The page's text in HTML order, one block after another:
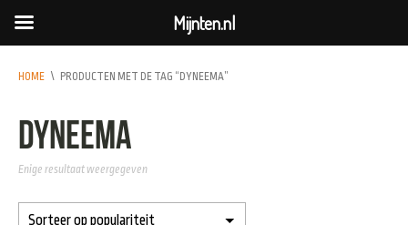
HOME \ PRODUCTEN MET DE TAG “DYNEEMA”
dyneema
Enige resultaat weergegeven
Mijnten.nl